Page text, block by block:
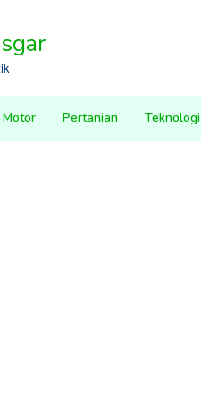
Pertanian Teknologi